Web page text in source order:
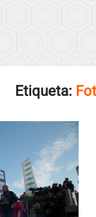
Etiqueta: